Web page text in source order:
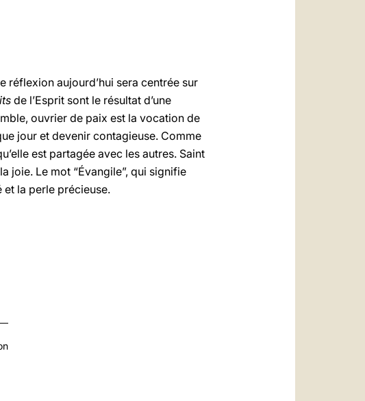
aujourd’hui sera centrée sur
de l’Esprit sont le résultat d’une
ouvrier de paix est la vocation de
jour et devenir contagieuse. Comme
est partagée avec les autres. Saint
joie. Le mot “Évangile”, qui signifie
la perle précieuse.